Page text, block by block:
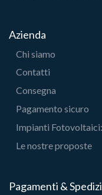
Azienda
Chi siamo
Contatti
Consegna
Pagamento sicuro
Impianti
Le nostre proposte
Pagamenti &